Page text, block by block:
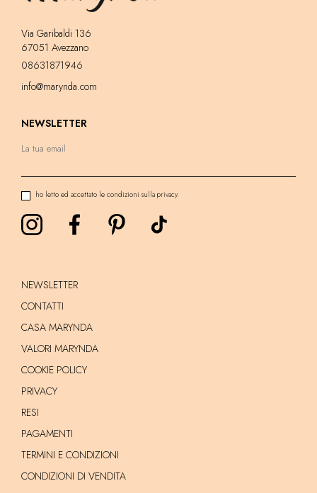
Via Garibaldi 136
67051 Avezzano
08631871946
info@marynda.com
NEWSLETTER
ho letto ed accettato le condizioni sulla privacy.
NEWSLETTER
CONTATTI
CASA MARYNDA
VALORI MARYNDA
COOKIE POLICY
PRIVACY
RESI
PAGAMENTI
TERMINI E CONDIZIONI
CONDIZIONI DI VENDITA